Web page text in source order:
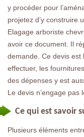
y procéder pour
projetez d’y construire
Elagage arboriste
avoir ce document. Il
demande. Ce devis est
effectuer, les
des dépenses y est
Le devis n’engage pas
Ce qui est savoir
Plusieurs éléments